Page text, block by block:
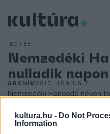
kultura.hu - Do Not
Information
EGYÉB
Nemzedéki
nulladik napon
ARCHÍV2013. JÚNIUS 7.
Nemzedéki Hangadó néven
egy szimbolikus, nemzedéki
az Egyetemisták és